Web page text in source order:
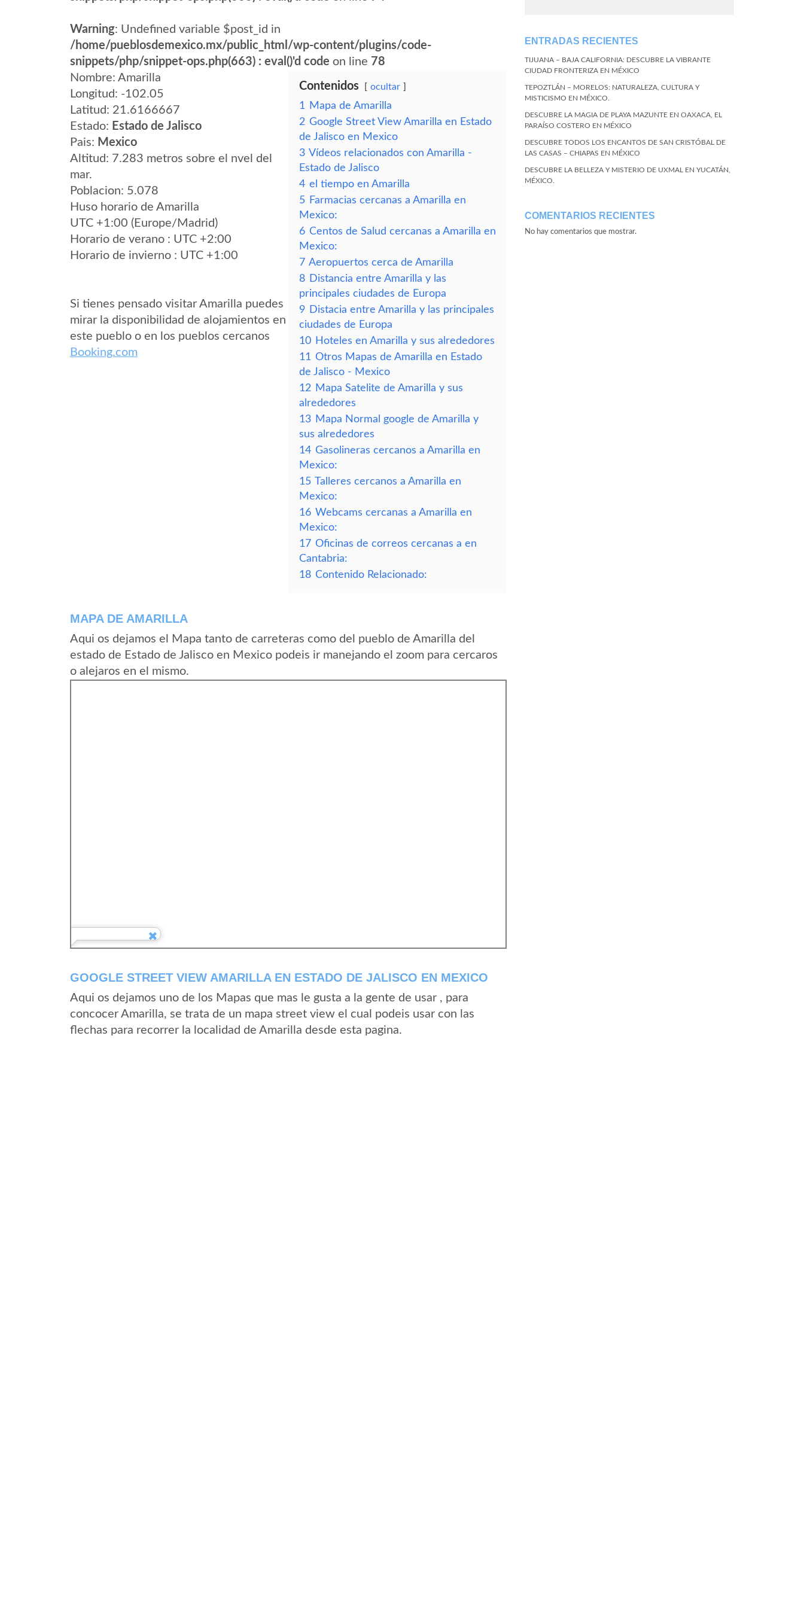
Warning: Undefined variable $post_id in
/home/pueblosdemexico.mx/public_html/wp-content/plugins/code-
snippets/php/snippet-ops.php(663) : eval()'d code on line 78
Nombre: Amarilla
Longitud: -102.05
Latitud: 21.6166667
Estado: Estado de Jalisco
Pais: Mexico
Altitud: 7.283 metros sobre el nvel del
mar.
Poblacion: 5.078
Huso horario de Amarilla
UTC +1:00 (Europe/Madrid)
Horario de verano : UTC +2:00
Horario de invierno : UTC +1:00
Si tienes pensado visitar Amarilla puedes
mirar la disponibilidad de alojamientos en
este pueblo o en los pueblos cercanos
Booking.com
Contenidos ocultar
1
Mapa de Amarilla
2 Google Street View Amarilla en Estado
de Jalisco en Mexico
3 Vídeos relacionados con Amarilla -
Estado de Jalisco
4 el tiempo en Amarilla
5 Farmacias cercanas a Amarilla en
Mexico:
6 Centos de Salud cercanas a Amarilla en
Mexico:
7 Aeropuertos cerca de Amarilla
8 Distancia entre Amarilla y las
principales ciudades de Europa
9 Distacia entre Amarilla y las principales
ciudades de Europa
10 Hoteles en Amarilla y sus alrededores
11 Otros Mapas de Amarilla en Estado
de Jalisco - Mexico
12 Mapa Satelite de Amarilla y sus
alrededores
13 Mapa Normal google de Amarilla y
sus alrededores
14 Gasolineras cercanos a Amarilla en
Mexico:
15 Talleres cercanos a Amarilla en
Mexico:
16 Webcams cercanas a Amarilla en
Mexico:
17 Oficinas de correos cercanas a en
Cantabria:
18 Contenido Relacionado:
MAPA DE AMARILLA
Aqui os dejamos el Mapa tanto de carreteras como del pueblo de Amarilla del
estado de Estado de Jalisco en Mexico podeis ir manejando el zoom para cercaros
o alejaros en el mismo.
GOOGLE STREET VIEW AMARILLA EN ESTADO DE JALISCO EN MEXICO
Aqui os dejamos uno de los Mapas que mas le gusta a la gente de usar , para
concocer Amarilla, se trata de un mapa street view el cual podeis usar con las
flechas para recorrer la localidad de Amarilla desde esta pagina.
ENTRADAS RECIENTES
TIJUANA – BAJA CALIFORNIA: DESCUBRE LA VIBRANTE
CIUDAD FRONTERIZA EN MÉXICO
TEPOZTLÁN – MORELOS: NATURALEZA, CULTURA Y
MISTICISMO EN MÉXICO.
DESCUBRE LA MAGIA DE PLAYA MAZUNTE EN OAXACA, EL
PARAÍSO COSTERO EN MÉXICO
DESCUBRE TODOS LOS ENCANTOS DE SAN CRISTÓBAL DE
LAS CASAS – CHIAPAS EN MÉXICO
DESCUBRE LA BELLEZA Y MISTERIO DE UXMAL EN YUCATÁN,
MÉXICO.
COMENTARIOS RECIENTES
No hay comentarios que mostrar.